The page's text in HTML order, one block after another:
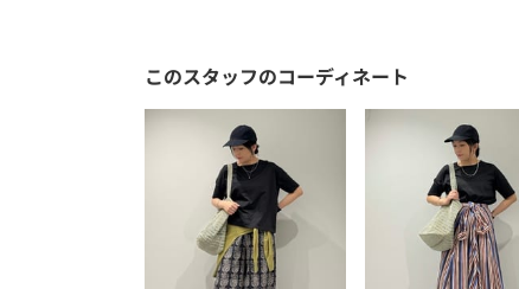
このスタッフのコーディネート